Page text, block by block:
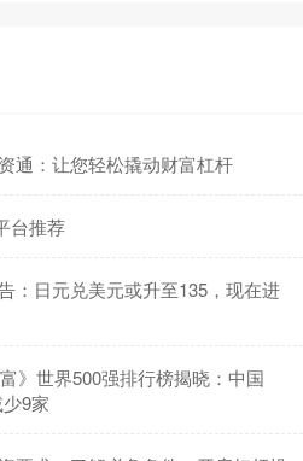
通：让您轻松撬动财富杠杆
台推荐
：日元兑美元或升至135，现在进
》世界500强排行榜揭晓：中国
9家